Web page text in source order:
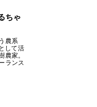
ちゃ
農系
して活
農家。
ランス